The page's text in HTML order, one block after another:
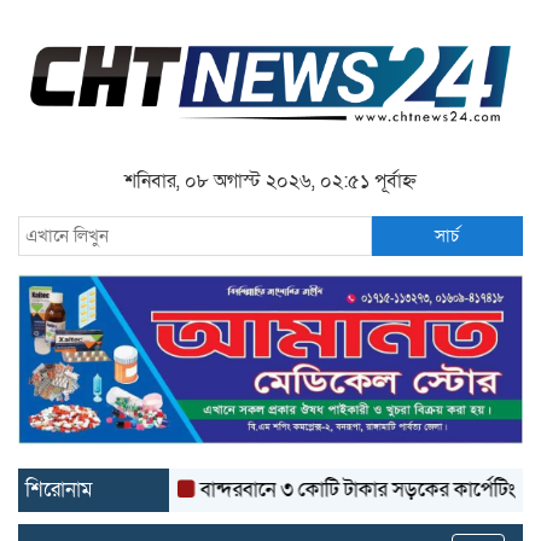
শনিবার, ০৮ অগাস্ট ২০২৬, ০২:৫১ পূর্বাহ্ন
সার্চ
শিরোনাম বান্দরবানে ৩ কোটি টাকার সড়কের কার্পেটিং উঠে যাচ্ছে